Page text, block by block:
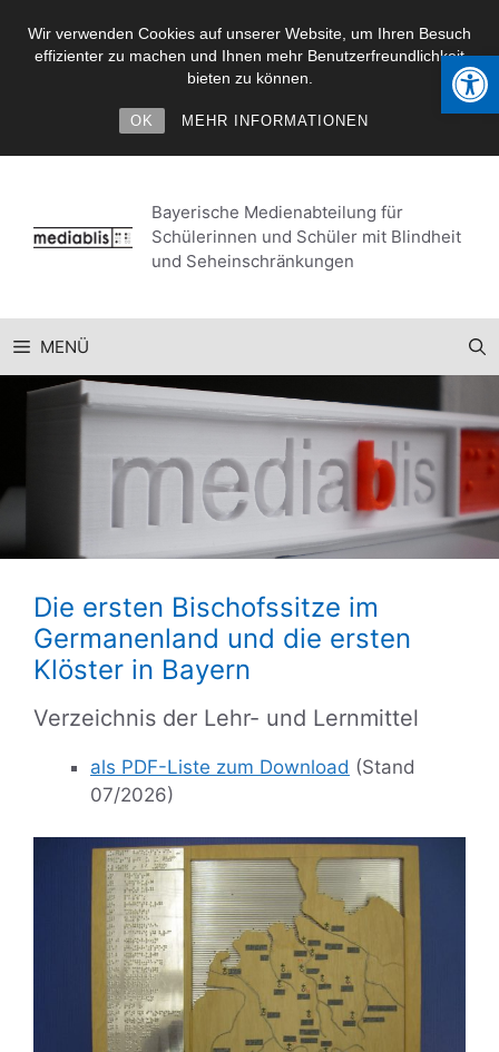
Wir verwenden Cookies auf unserer Website, um Ihren Besuch
effizienter zu machen und Ihnen mehr Benutzerfreundlichkeit
bieten zu können.
OK MEHR INFORMATIONEN
springen
Bayerische Medienabteilung für
Schülerinnen und Schüler mit Blindheit
und Seheinschränkungen
MENÜ
Die ersten Bischofssitze im
Germanenland und die ersten
Klöster in Bayern
Verzeichnis der Lehr- und Lernmittel
als PDF-Liste zum Download (Stand
07/2026)